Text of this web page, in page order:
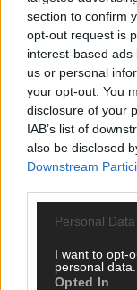
section to confirm
opt-out request is
interest-based
us or personal
your opt-out. You
disclosure of your
IAB’s list of
also be disclosed
Downstream
Personal
I want to opt-
personal data.
Opted In
brandheiße
oder crazy
Wichtigste
TOP STORIES
Monaco,
Europa-Park
EXTRA